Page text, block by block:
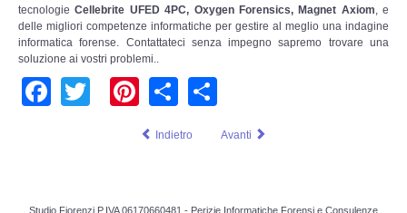
Data Breach
A & C
Privacy & GDPR
tecnologieCellebrite UFED 4PC, Oxygen Forensics, Magnet Axiom , e
delle migliori competenze informatiche per gestire al meglio una indagine
informatica forense. Contattateci senza impegno sapremo trovare una
soluzione ai vostri problemi..
Facebook
TwitterPinterest
Share
Indietro Avanti
Studio Fiorenzi P.IVA 06170660481 - Perizie Informatiche Forensi e Consulenze